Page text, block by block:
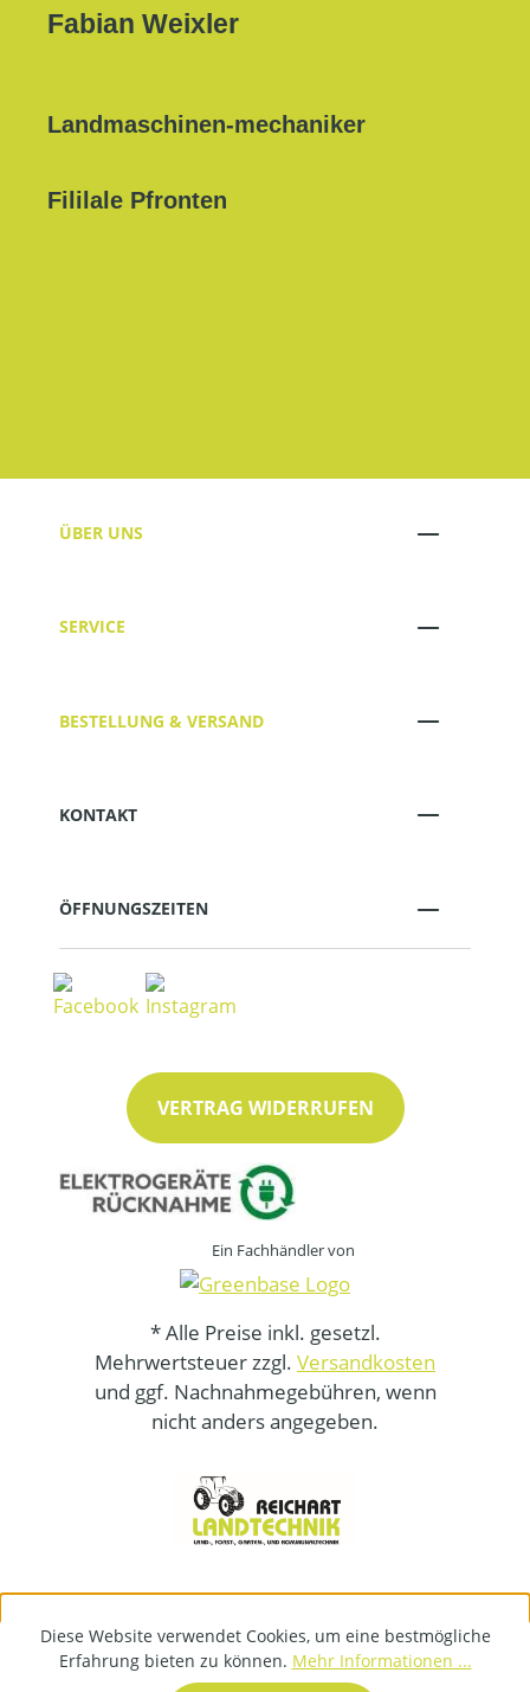
Fabian Weixler
Landmaschinen-mechaniker
Fililale Pfronten
ÜBER UNS
SERVICE
BESTELLUNG & VERSAND
KONTAKT
ÖFFNUNGSZEITEN
VERTRAG WIDERRUFEN
Ein Fachhändler von
* Alle Preise inkl. gesetzl.
Mehrwertsteuer zzgl. Versandkosten
und ggf. Nachnahmegebühren, wenn
nicht anders angegeben.
Diese Website verwendet Cookies, um eine bestmögliche
Erfahrung bieten zu können. Mehr Informationen ...